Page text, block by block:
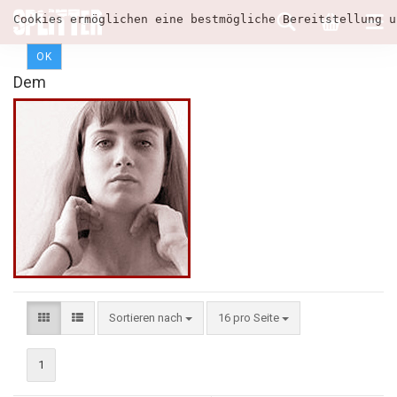
Cookies ermöglichen eine bestmögliche
OK
Dem
Sortieren nach 16 pro Seite
1